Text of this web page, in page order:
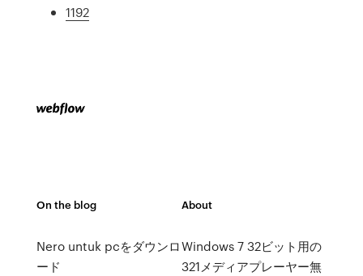
1192
On the blog
Nero untuk pcをダウンロ
ード
About
Windows 7 32ビット用の
321メディアプレーヤー無